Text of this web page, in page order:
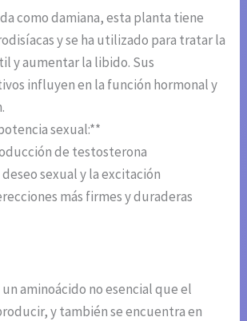
como damiana, esta planta tiene
y se ha utilizado para tratar la
y aumentar la libido. Sus
influyen en la función hormonal y
sexual:**
de testosterona
sexual y la excitación
más firmes y duraderas
un aminoácido no esencial que el
y también se encuentra en